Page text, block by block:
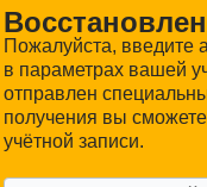
Пожалуйста, введите
в параметрах вашей
отправлен
получения вы
учётной записи.